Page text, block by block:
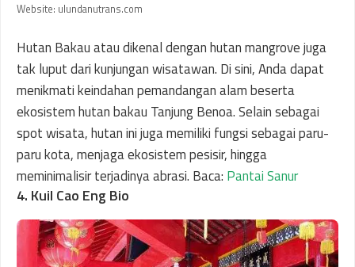
Website: ulundanutrans.com
Hutan Bakau atau dikenal dengan hutan mangrove juga
tak luput dari kunjungan wisatawan. Di sini, Anda dapat
menikmati keindahan pemandangan alam beserta
ekosistem hutan bakau Tanjung Benoa. Selain sebagai
spot wisata, hutan ini juga memiliki fungsi sebagai paru-
paru kota, menjaga ekosistem pesisir, hingga
meminimalisir terjadinya abrasi. Baca: Pantai Sanur
4. Kuil Cao Eng Bio